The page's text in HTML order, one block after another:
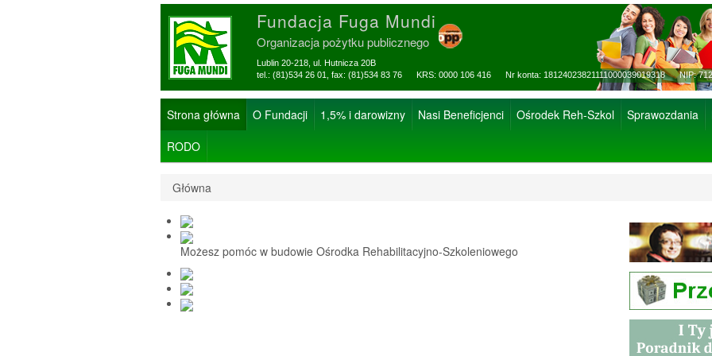
Fundacja Fuga Mundi
Organizacja pożytku publicznego
Lublin 20-218, ul. Hutnicza 20B
tel.: (81)534 26 01, fax: (81)534 83 76 KRS: 0000 106 416 Nr konta: 18124023821111000039019318 NIP:
Strona główna O Fundacji 1,5% i darowizny Nasi Beneficjenci Ośrodek Reh-Szkol Sprawozdania
RODO
Główna
Możesz pomóc w budowie Ośrodka Rehabilitacyjno-Szkoleniowego